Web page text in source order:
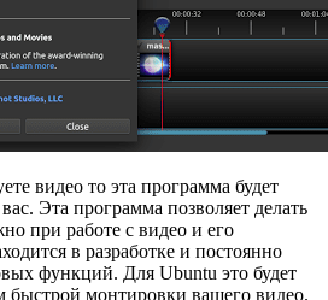
видео то эта программа будет
Эта программа позволяет делать
при работе с видео и его
в разработке и постоянно
функций. Для Ubuntu это будет
монтировки вашего видео.